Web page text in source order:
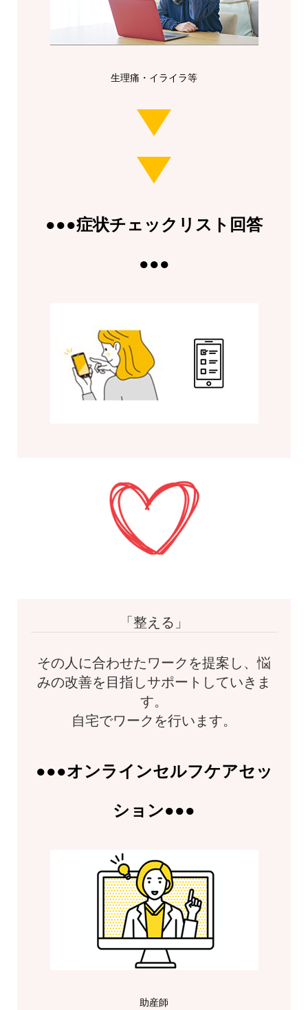
生理痛・イライラ等
●●●症状チェックリスト回答
●●●
「整える」
その人に合わせたワークを提案し、悩
みの改善を目指しサポートしていきま
す。
自宅でワークを行います。
●●●オンラインセルフケアセッ
ション●●●
助産師